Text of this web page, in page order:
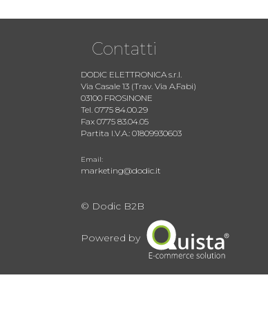
Contatti
DODIC ELETTRONICA s.r.l.
Via Casale 13 (Trav. Via A.Fabi)
03100 FROSINONE
Tel. 0775 84.00.29
Fax 0775 83.04.05
Partita I.V.A.: 01809930603
Email:
marketing@dodic.it
© Dodic B2B
Powered by